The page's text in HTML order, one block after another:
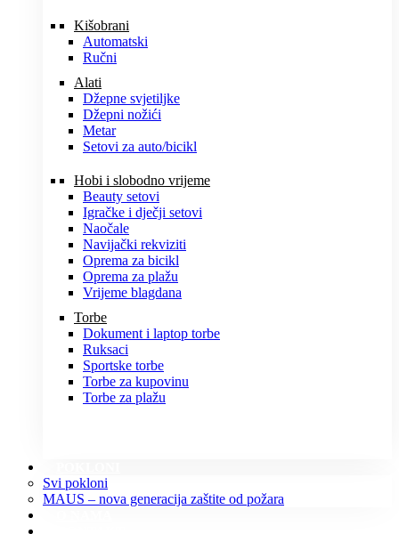
Kišobrani
Automatski
Ručni
Alati
Džepne svjetiljke
Džepni nožići
Metar
Setovi za auto/bicikl
Hobi i slobodno vrijeme
Beauty setovi
Igračke i dječji setovi
Naočale
Navijački rekviziti
Oprema za bicikl
Oprema za plažu
Vrijeme blagdana
Torbe
Dokument i laptop torbe
Ruksaci
Sportske torbe
Torbe za kupovinu
Torbe za plažu
Svi pokloni
MAUS – nova generacija zaštite od požara